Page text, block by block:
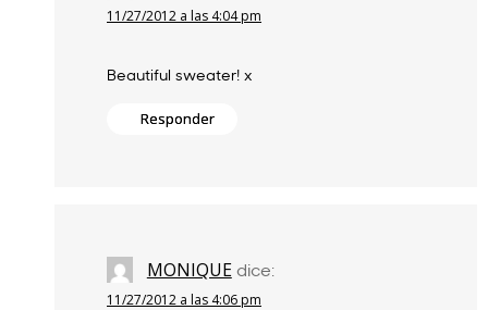
11/27/2012 a las 4:04 pm
Beautiful sweater! x
Responder
MONIQUE dice:
11/27/2012 a las 4:06 pm